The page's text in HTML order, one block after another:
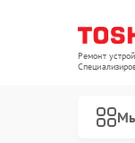
Ремонт